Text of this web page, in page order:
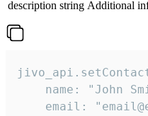
description string Additional
name: "John
email: